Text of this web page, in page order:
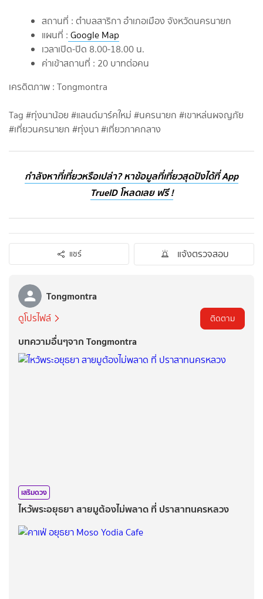
สถานที่ : ตำบลสาริกา อำเภอเมือง จังหวัดนครนายก
แผนที่ : Google Map
เวลาเปิด-ปิด 8.00-18.00 น.
ค่าเข้าสถานที่ : 20 บาทต่อคน
เครดิตภาพ : Tongmontra
Tag #ทุ่งนาน้อย #แลนด์มาร์คใหม่ #นครนายก #เขาหล่นผจญภัย
#เที่ยวนครนายก #ทุ่งนา #เที่ยวภาคกลาง
กำลังหาที่เที่ยวหรือเปล่า? หาข้อมูลที่เที่ยวสุดปังได้ที่ App
TrueID โหลดเลย ฟรี !
แชร์ แจ้งตรวจสอบ
Tongmontra
ดูโปรไฟล์ ติดตาม
บทความอื่นๆจาก Tongmontra
เสริมดวง
ไหว้พระอยุธยา สายมูต้องไม่พลาด ที่ ปราสาทนครหลวง